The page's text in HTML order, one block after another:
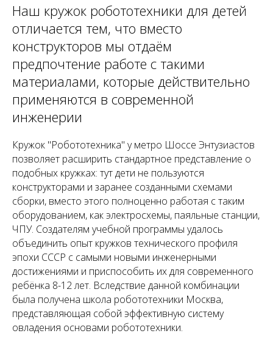
Наш кружок робототехники для детей
отличается тем, что вместо
конструкторов мы отдаём
предпочтение работе с такими
материалами, которые действительно
применяются в современной
инженерии
Кружок "Робототехника" у метро Шоссе Энтузиастов
позволяет расширить стандартное представление о
подобных кружках: тут дети не пользуются
конструкторами и заранее созданными схемами
сборки, вместо этого полноценно работая с таким
оборудованием, как электросхемы, паяльные станции,
ЧПУ. Создателям учебной программы удалось
объединить опыт кружков технического профиля
эпохи СССР с самыми новыми инженерными
достижениями и приспособить их для современного
ребёнка 8-12 лет. Вследствие данной комбинации
была получена школа робототехники Москва,
представляющая собой эффективную систему
овладения основами робототехники.